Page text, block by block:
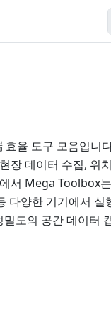
율 도구 모음입니
장 데이터 수집, 위
서 Mega Toolbox
양한 기기에서 실
도의 공간 데이터